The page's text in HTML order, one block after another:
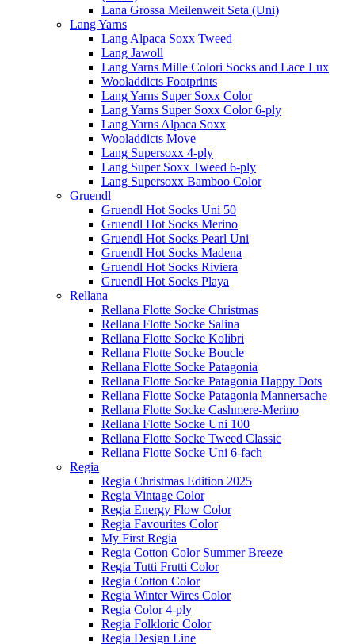
Lana Grossa Meilenweit Seta (Uni)
Lang Yarns
Lang Alpaca Soxx Tweed
Lang Jawoll
Lang Yarns Mille Colori Socks and Lace Lux
Wooladdicts Footprints
Lang Yarns Super Soxx Color
Lang Yarns Super Soxx Color 6-ply
Lang Yarns Alpaca Soxx
Wooladdicts Move
Lang Supersoxx 4-ply
Lang Super Soxx Tweed 6-ply
Lang Supersoxx Bamboo Color
Gruendl
Gruendl Hot Socks Uni 50
Gruendl Hot Socks Merino
Gruendl Hot Socks Pearl Uni
Gruendl Hot Socks Madena
Gruendl Hot Socks Riviera
Gruendl Hot Socks Playa
Rellana
Rellana Flotte Socke Christmas
Rellana Flotte Socke Salina
Rellana Flotte Socke Kolibri
Rellana Flotte Socke Boucle
Rellana Flotte Socke Patagonia
Rellana Flotte Socke Patagonia Happy Dots
Rellana Flotte Socke Patagonia Mannersache
Rellana Flotte Socke Cashmere-Merino
Rellana Flotte Socke Uni 100
Rellana Flotte Socke Tweed Classic
Rellana Flotte Socke Uni 6-fach
Regia
Regia Christmas Edition 2025
Regia Vintage Color
Regia Energy Flow Color
Regia Favourites Color
My First Regia
Regia Cotton Color Summer Breeze
Regia Tutti Frutti Color
Regia Cotton Color
Regia Winter Wires Color
Regia Color 4-ply
Regia Folkloric Color
Regia Design Line